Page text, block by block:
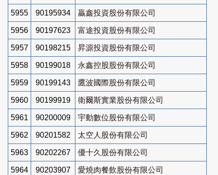
5955 90195934 贏鑫投資股份有限公司
5956 90197623 富途投資股份有限公司
5957 90198215 昇源投資股份有限公司
5958 90199018 永鑫控股股份有限公司
5959 90199143 鷹波國際股份有限公司
5960 90199919 衛爾斯實業股份有限公司
5961 90200009 宇動數位股份有限公司
5962 90201582 太空人股份有限公司
5963 90202267 優十久股份有限公司
5964 90203907 愛燒肉餐飲股份有限公司